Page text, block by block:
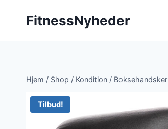
FitnessNyheder
Hjem / Shop / Kondition / Boksehandsker
Tilbud!